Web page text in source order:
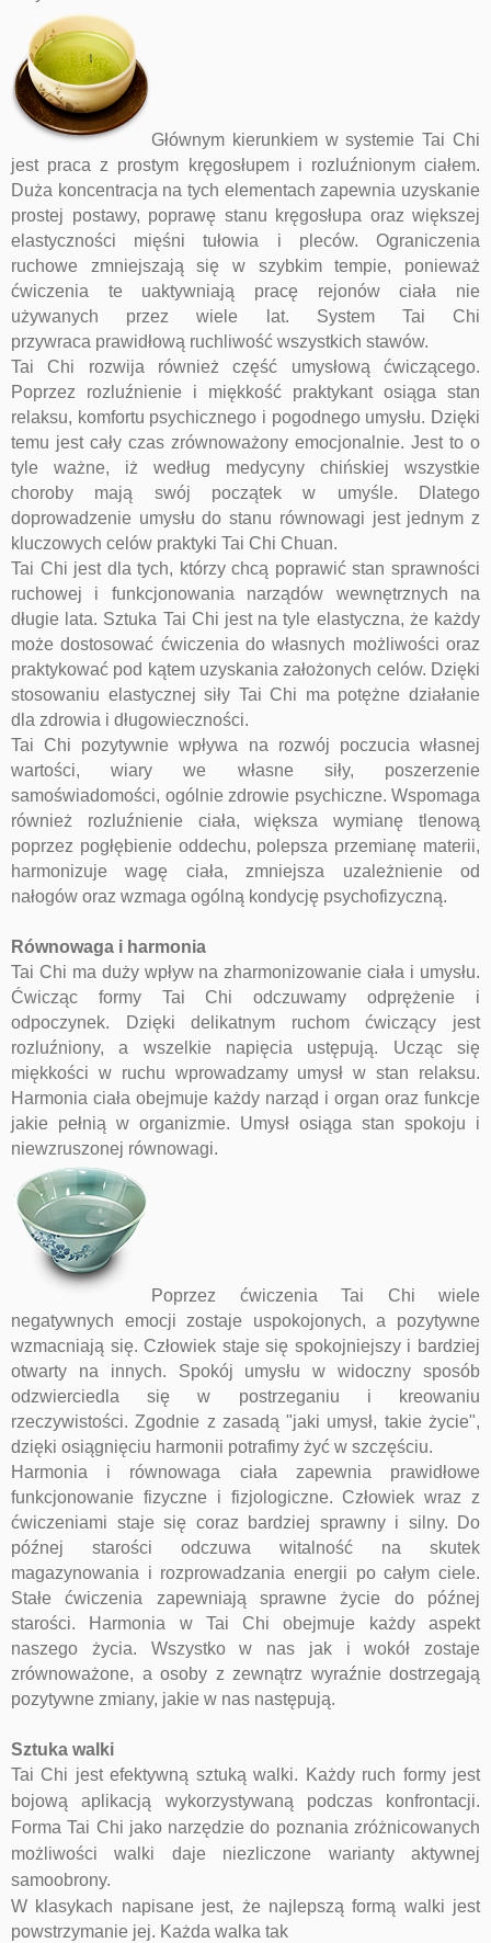
Głównym kierunkiem w systemie Tai Chi
jest praca z prostym kręgosłupem i rozluźnionym ciałem.
Duża koncentracja na tych elementach zapewnia uzyskanie
prostej postawy, poprawę stanu kręgosłupa oraz większej
elastyczności mięśni tułowia i pleców. Ograniczenia
ruchowe zmniejszają się w szybkim tempie, ponieważ
ćwiczenia te uaktywniają pracę rejonów ciała nie
używanych przez wiele lat. System Tai Chi
przywraca prawidłową ruchliwość wszystkich stawów.
Tai Chi rozwija również część umysłową ćwiczącego.
Poprzez rozluźnienie i miękkość praktykant osiąga stan
relaksu, komfortu psychicznego i pogodnego umysłu. Dzięki
temu jest cały czas zrównoważony emocjonalnie. Jest to o
tyle ważne, iż według medycyny chińskiej wszystkie
choroby mają swój początek w umyśle. Dlatego
doprowadzenie umysłu do stanu równowagi jest jednym z
kluczowych celów praktyki Tai Chi Chuan.
Tai Chi jest dla tych, którzy chcą poprawić stan sprawności
ruchowej i funkcjonowania narządów wewnętrznych na
długie lata. Sztuka Tai Chi jest na tyle elastyczna, że każdy
może dostosować ćwiczenia do własnych możliwości oraz
praktykować pod kątem uzyskania założonych celów. Dzięki
stosowaniu elastycznej siły Tai Chi ma potężne działanie
dla zdrowia i długowieczności.
Tai Chi pozytywnie wpływa na rozwój poczucia własnej
wartości, wiary we własne siły, poszerzenie
samoświadomości, ogólnie zdrowie psychiczne. Wspomaga
również rozluźnienie ciała, większa wymianę tlenową
poprzez pogłębienie oddechu, polepsza przemianę materii,
harmonizuje wagę ciała, zmniejsza uzależnienie od
nałogów oraz wzmaga ogólną kondycję psychofizyczną.
Równowaga i harmonia
Tai Chi ma duży wpływ na zharmonizowanie ciała i umysłu.
Ćwicząc formy Tai Chi odczuwamy odprężenie i
odpoczynek. Dzięki delikatnym ruchom ćwiczący jest
rozluźniony, a wszelkie napięcia ustępują. Ucząc się
miękkości w ruchu wprowadzamy umysł w stan relaksu.
Harmonia ciała obejmuje każdy narząd i organ oraz funkcje
jakie pełnią w organizmie. Umysł osiąga stan spokoju i
niewzruszonej równowagi.
Poprzez ćwiczenia Tai Chi wiele
negatywnych emocji zostaje uspokojonych, a pozytywne
wzmacniają się. Człowiek staje się spokojniejszy i bardziej
otwarty na innych. Spokój umysłu w widoczny sposób
odzwierciedla się w postrzeganiu i kreowaniu
rzeczywistości. Zgodnie z zasadą "jaki umysł, takie życie",
dzięki osiągnięciu harmonii potrafimy żyć w szczęściu.
Harmonia i równowaga ciała zapewnia prawidłowe
funkcjonowanie fizyczne i fizjologiczne. Człowiek wraz z
ćwiczeniami staje się coraz bardziej sprawny i silny. Do
późnej starości odczuwa witalność na skutek
magazynowania i rozprowadzania energii po całym ciele.
Stałe ćwiczenia zapewniają sprawne życie do późnej
starości.
Harmonia w Tai Chi obejmuje każdy aspekt
naszego życia. Wszystko w nas jak i wokół zostaje
zrównoważone, a osoby z zewnątrz wyraźnie dostrzegają
pozytywne zmiany, jakie w nas następują.
Sztuka walki
Tai Chi jest efektywną sztuką walki. Każdy ruch formy jest
bojową aplikacją wykorzystywaną podczas konfrontacji.
Forma Tai Chi jako narzędzie do poznania zróżnicowanych
możliwości walki daje niezliczone warianty aktywnej
samoobrony.
W klasykach napisane jest, że najlepszą formą walki jest
powstrzymanie jej. Każda walka tak